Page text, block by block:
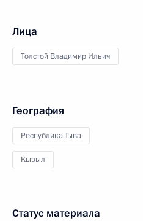
Лица
Толстой Владимир Ильич
География
Республика Тыва
Кызыл
Статус материала